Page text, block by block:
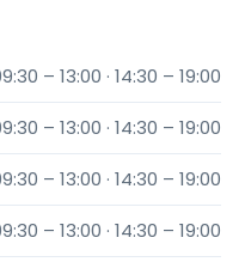
– 13:00 · 14:30 – 19:00
– 13:00 · 14:30 – 19:00
– 13:00 · 14:30 – 19:00
– 13:00 · 14:30 – 19:00